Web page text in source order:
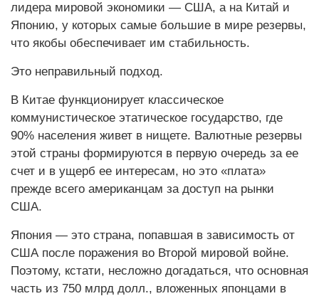
лидера мировой экономики — США, а на Китай и
Японию, у которых самые большие в мире резервы,
что якобы обеспечивает им стабильность.
Это неправильный подход.
В Китае функционирует классическое
коммунистическое этатическое государство, где
90% населения живет в нищете. Валютные резервы
этой страны формируются в первую очередь за ее
счет и в ущерб ее интересам, но это «плата»
прежде всего американцам за доступ на рынки
США.
Япония — это страна, попавшая в зависимость от
США после поражения во Второй мировой войне.
Поэтому, кстати, несложно догадаться, что основная
часть из 750 млрд долл., вложенных японцами в